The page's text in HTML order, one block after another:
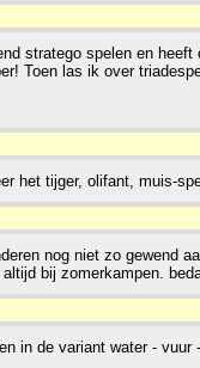
stratego spelen en
Toen las ik over
het tijger, olifant, muis-
nog niet zo gewend
bij zomerkampen.
in de variant water -